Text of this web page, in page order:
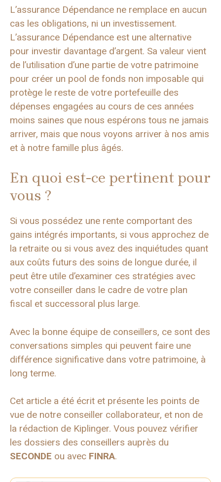
L’assurance Dépendance ne remplace en aucun
cas les obligations, ni un investissement.
L’assurance Dépendance est une alternative
pour investir davantage d’argent. Sa valeur vient
de l’utilisation d’une partie de votre patrimoine
pour créer un pool de fonds non imposable qui
protège le reste de votre portefeuille des
dépenses engagées au cours de ces années
moins saines que nous espérons tous ne jamais
arriver, mais que nous voyons arriver à nos amis
et à notre famille plus âgés.
En quoi est-ce pertinent pour
vous ?
Si vous possédez une rente comportant des
gains intégrés importants, si vous approchez de
la retraite ou si vous avez des inquiétudes quant
aux coûts futurs des soins de longue durée, il
peut être utile d’examiner ces stratégies avec
votre conseiller dans le cadre de votre plan
fiscal et successoral plus large.
Avec la bonne équipe de conseillers, ce sont des
conversations simples qui peuvent faire une
différence significative dans votre patrimoine, à
long terme.
Cet article a été écrit et présente les points de
vue de notre conseiller collaborateur, et non de
la rédaction de Kiplinger. Vous pouvez vérifier
les dossiers des conseillers auprès du
SECONDE ou avec FINRA.